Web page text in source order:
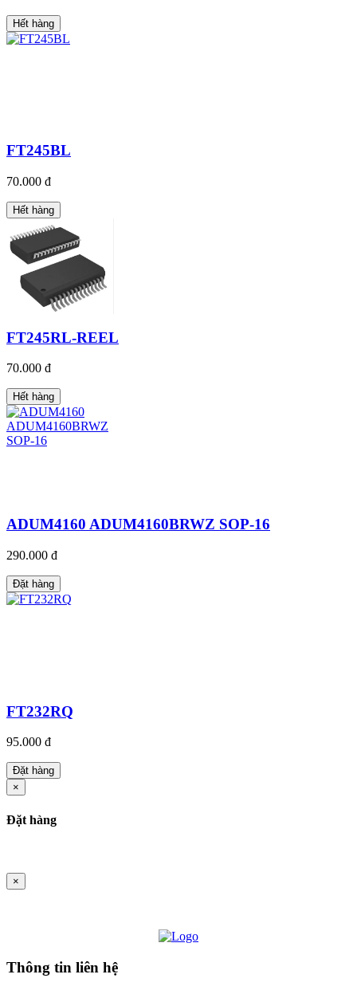
Hết hàng
FT245BL
70.000 đ
Hết hàng
FT245RL-REEL
70.000 đ
Hết hàng
ADUM4160 ADUM4160BRWZ SOP-16
290.000 đ
Đặt hàng
FT232RQ
95.000 đ
Đặt hàng
×
Đặt hàng
×
Thông tin liên hệ